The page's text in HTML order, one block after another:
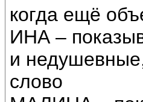
когда ещё
ИНА –
и
слово